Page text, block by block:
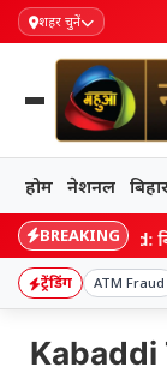
शहर चुनें
होम नेशनल
BREAKING
Jharkhand:
ट्रेंडिंग ATM Fraud
Kabaddi